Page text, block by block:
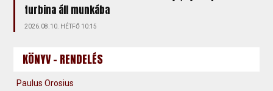
turbina áll munkába
2026.08.10. HÉTFŐ 10:15
KÖNYV - RENDELÉS
Paulus Orosius